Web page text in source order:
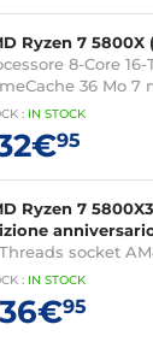
Ryzen 7 5800X
8-Core
36 Mo 7
ventola - 3
: IN STOCK
95
Ryzen 7
socket
TDP 105W
del
: IN STOCK
95